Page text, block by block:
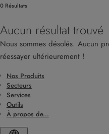
0 Résultats
Aucun résultat trouvé
Nous sommes désolés. Aucun
réessayer ultérieurement !
Nos Produits
Secteurs
Services
Outils
À propos de...